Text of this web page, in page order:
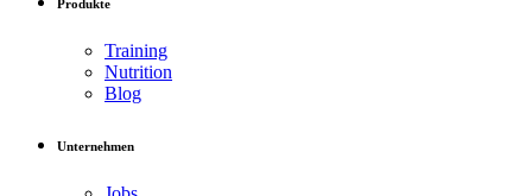
Produkte
Training
Nutrition
Blog
Unternehmen